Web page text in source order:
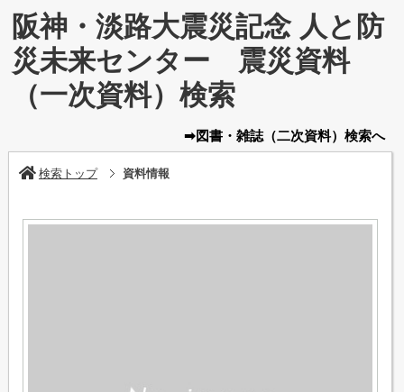
阪神・淡路大震災記念 人と防
災未来センター 震災資料
（一次資料）検索
➡図書・雑誌（二次資料） 検索へ
検索トップ 資料情報